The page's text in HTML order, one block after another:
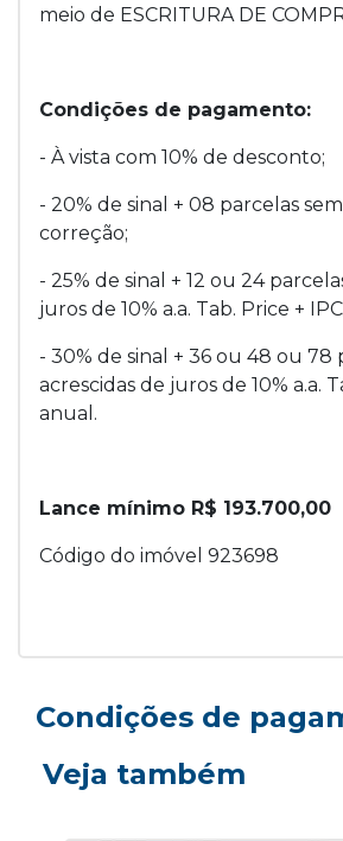
meio de ESCRITURA DE
Condições de pagamento:
- À vista com 10% de desconto;
- 20% de sinal + 08 parcelas
correção;
- 25% de sinal + 12 ou 24
juros de 10% a.a. Tab. Price +
- 30% de sinal + 36 ou 48 ou 78
acrescidas de juros de 10% a.a.
anual.
Lance mínimo R$ 193.700,00
Código do imóvel 923698
Condições de
Veja também